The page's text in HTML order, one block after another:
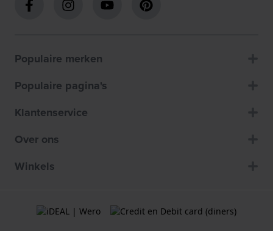
Populaire merken
Populaire pagina's
Klantenservice
Over ons
Winkels